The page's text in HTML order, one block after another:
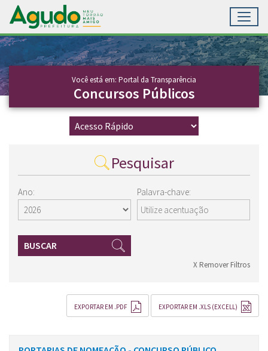
Ir para conteúdo principal
Conteúdo Principal
Você está em: Portal da Transparência
Concursos Públicos
Pesquisar
Ano: Palavra-chave:
BUSCAR
X Remover Filtros
EXPORTAR EM .XLS (EXCELL)
EXPORTAR EM .PDF